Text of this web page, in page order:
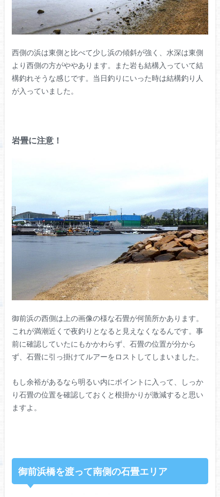
西側の浜は東側と比べて少し浜の傾斜が強く、水深は東側
より西側の方がややあります。また岩も結構入っていて結
構釣れそうな感じです。当日釣りにいった時は結構釣り人
が入っていました。
岩畳に注意！
御前浜の西側は上の画像の様な石畳が何箇所かあります。
これが満潮近くで夜釣りとなると見えなくなるんです。事
前に確認していたにもかかわらず、石畳の位置が分から
ず、石畳に引っ掛けてルアーをロストしてしまいました。
もし余裕があるなら明るい内にポイントに入って、しっか
り石畳の位置を確認しておくと根掛かりが激減すると思い
ますよ。
御前浜橋を渡って南側の石畳エリア